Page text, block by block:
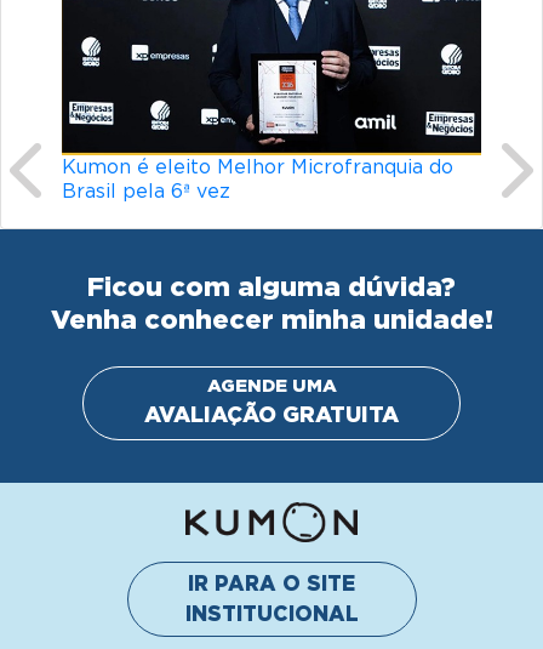
do
Línguas mais difíceis do mundo: o que
torna um idioma desafiador?
Previous
Ficou com alguma dúvida?
Venha conhecer minha unidade!
AGENDE UMA
AVALIAÇÃO GRATUITA
IR PARA O SITE
INSTITUCIONAL